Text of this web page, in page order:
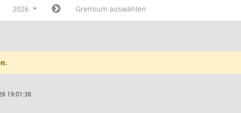
2026 Gremium auswählen
19:01:38